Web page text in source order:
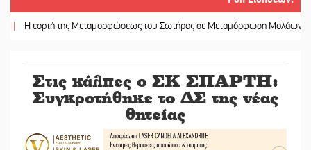
της Μεταμορφώσεως του Σωτήρος σε Μεταμόρφωση Μολάων και
Στις κάλπες ο ΣΚ ΣΠΑΡΤΗ:
Συγκροτήθηκε το ΔΣ της νέας
θητείας